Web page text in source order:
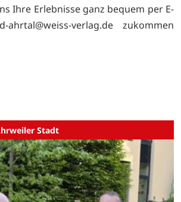
Ihre Erlebnisse ganz bequem per E-
ahrtal@weiss-verlag.de zukommen
Stadt